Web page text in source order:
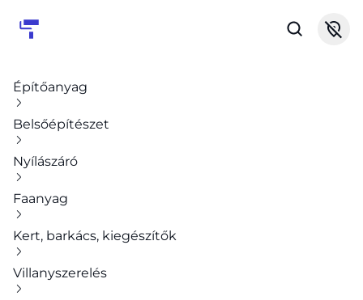
Építőanyag
Belsőépítészet
Nyílászáró
Faanyag
Kert, barkács, kiegészítők
Villanyszerelés